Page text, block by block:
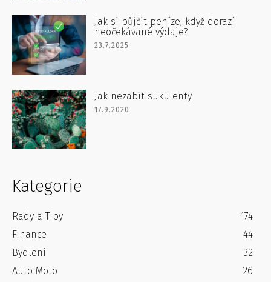
Jak si půjčit peníze, když dorazí
neočekávané výdaje?
23.7.2025
Jak nezabít sukulenty
17.9.2020
Kategorie
Rady a Tipy
174
Finance
44
Bydlení
32
Auto Moto
26